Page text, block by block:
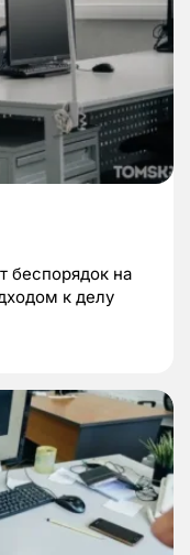
беспорядок на
к делу